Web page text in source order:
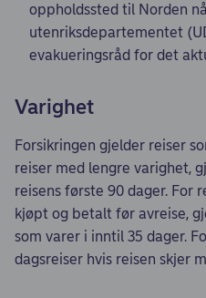
oppholdssted til Norden
utenriksdepartementet
evakueringsråd for det
Varighet
Forsikringen gjelder reiser
reiser med lengre varighet,
reisens første 90 dager. For
kjøpt og betalt før avreise,
som varer i inntil 35 dager.
dagsreiser hvis reisen skjer